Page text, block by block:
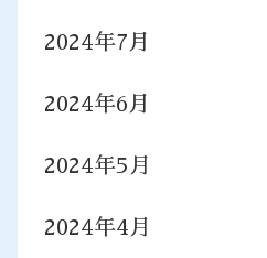
2024年7月
2024年6月
2024年5月
2024年4月